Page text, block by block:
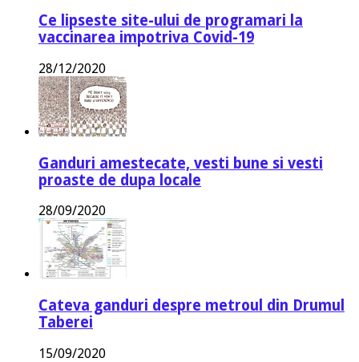
Ce lipseste site-ului de programari la
vaccinarea impotriva Covid-19
28/12/2020
Ganduri amestecate, vesti bune si vesti
proaste de dupa locale
28/09/2020
Cateva ganduri despre metroul din Drumul
Taberei
15/09/2020